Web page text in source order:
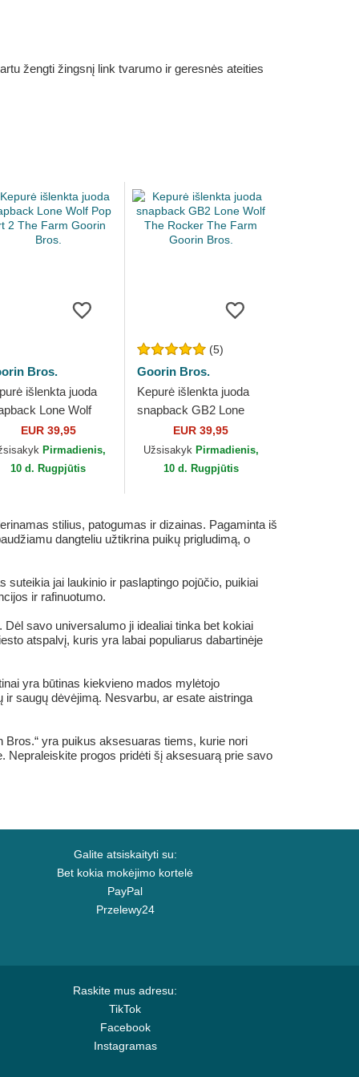
žengti žingsnį link tvarumo ir geresnės ateities
Bros.
išlenkta juoda
Lone Wolf
Art 2 The Farm
Bros.
EUR 39,95
Pirmadienis,
10 d. Rugpjūtis
(5)
Goorin Bros.
Kepurė išlenkta juoda
snapback GB2 Lone
Wolf The Rocker The
Farm Goorin Bros.
EUR 39,95
Užsisakyk Pirmadienis,
10 d. Rugpjūtis
stilius, patogumas ir dizainas. Pagaminta iš
dangteliu užtikrina puikų prigludimą, o
suteikia jai laukinio ir paslaptingo pojūčio, puikiai
ir rafinuotumo.
savo universalumo ji idealiai tinka bet kokiai
atspalvį, kuris yra labai populiarus dabartinėje
yra būtinas kiekvieno mados mylėtojo
saugų dėvėjimą. Nesvarbu, ar esate aistringa
Bros.“ yra puikus aksesuaras tiems, kurie nori
Nepraleiskite progos pridėti šį aksesuarą prie savo
Galite atsiskaityti su:
Bet kokia mokėjimo kortelė
PayPal
Przelewy24
Raskite mus adresu:
TikTok
Facebook
Instagramas